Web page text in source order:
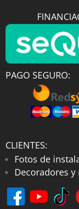
PAGO SEGURO:
CLIENTES:
Fotos de
Decoradores